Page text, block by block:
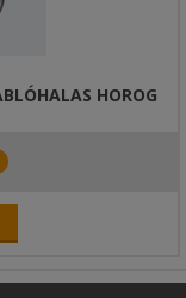
HOROG